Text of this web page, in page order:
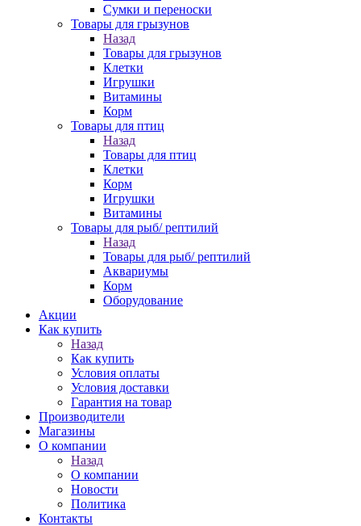
Сумки и переноски
Товары для грызунов
Назад
Товары для грызунов
Клетки
Игрушки
Витамины
Корм
Товары для птиц
Назад
Товары для птиц
Клетки
Корм
Игрушки
Витамины
Товары для рыб/ рептилий
Назад
Товары для рыб/ рептилий
Аквариумы
Корм
Оборудование
Акции
Как купить
Назад
Как купить
Условия оплаты
Условия доставки
Гарантия на товар
Производители
Магазины
О компании
Назад
О компании
Новости
Политика
Контакты